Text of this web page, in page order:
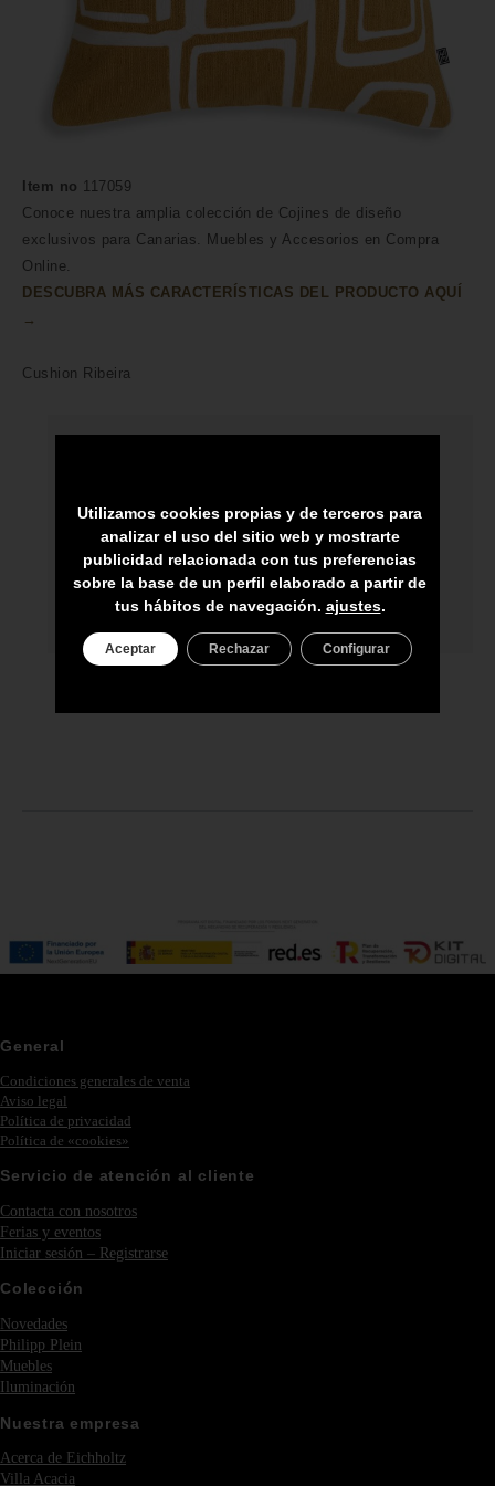
Item no 117059
Conoce nuestra amplia colección de Cojines de diseño
exclusivos para Canarias. Muebles y Accesorios en Compra
Online.
DESCUBRA MÁS CARACTERÍSTICAS DEL PRODUCTO AQUÍ
→
Cushion Ribeira
ENVÍO A TODA CANARIAS
ASESORAMIENTO PERSONAL
PRECIO DEL PRODUCTO NO INCLUYE
General
Condiciones generales de venta
Aviso legal
Política de privacidad
Política de «cookies»
Servicio de atención al cliente
Contacta con nosotros
Ferias y eventos
Iniciar sesión – Registrarse
Colección
Novedades
Philipp Plein
Muebles
Iluminación
Nuestra empresa
Acerca de Eichholtz
Villa Acacia
Utilizamos cookies propias y de terceros para
analizar el uso del sitio web y mostrarte
publicidad relacionada con tus preferencias
sobre la base de un perfil elaborado a partir de
tus hábitos de navegación. ajustes.
Aceptar Rechazar Configurar